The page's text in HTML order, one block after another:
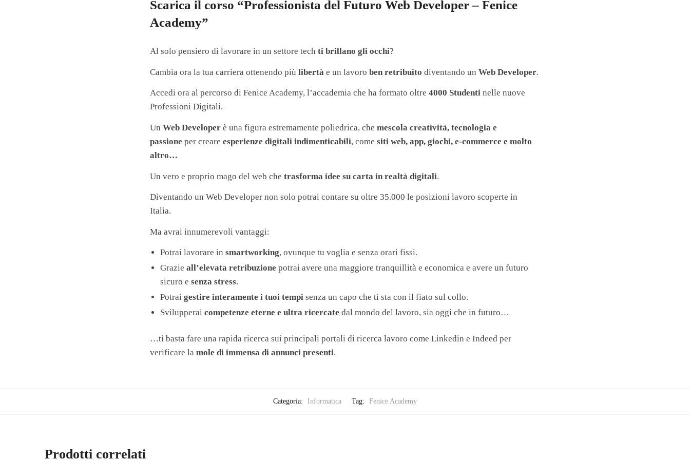
Scarica il corso “Professionista del Futuro Web Developer – Fenice
Academy”
Al solo pensiero di lavorare in un settore techti brillano gli occhi?
Cambia ora la tua carriera ottenendo piùlibertà e un lavoroben retribuito diventando unWeb Developer.
Accedi ora al percorso di Fenice Academy, l’accademia che ha formato oltre4000 Studenti nelle nuove
Professioni Digitali.
UnWeb Developer è una figura estremamente poliedrica, chemescola creatività, tecnologia e
passione per creareesperienze digitali indimenticabili, comesiti web, app, giochi, e-commerce e molto
altro…
Un vero e proprio mago del web chetrasforma idee su carta in realtà digitali.
Diventando un Web Developer non solo potrai contare su oltre 35.000 le posizioni lavoro scoperte in
Italia.
Ma avrai innumerevoli vantaggi:
Potrai lavorare insmartworking, ovunque tu voglia e senza orari fissi.
Grazieall’elevata retribuzione potrai avere una maggiore tranquillità e economica e avere un futuro
sicuro esenza stress.
Potraigestire interamente i tuoi tempi senza un capo che ti sta con il fiato sul collo.
Svilupperaicompetenze eterne e ultra ricercate dal mondo del lavoro, sia oggi che in futuro…
…ti basta fare una rapida ricerca sui principali portali di ricerca lavoro come Linkedin e Indeed per
verificare lamole di immensa di annunci presenti.
Categoria: Informatica Tag: Fenice Academy
Prodotti correlati